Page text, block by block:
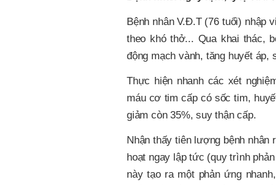
Bệnh nhân V.Đ.T (76 tuổi) nhập
theo khó thở... Qua khai thác,
động mạch vành, tăng huyết
Thực hiện nhanh các xét
máu cơ tim cấp có sốc tim,
giảm còn 35%, suy thận cấp.
Nhận thấy tiên lượng bệnh nhân
hoạt ngay lập tức (quy trình
này tạo ra một phản ứng